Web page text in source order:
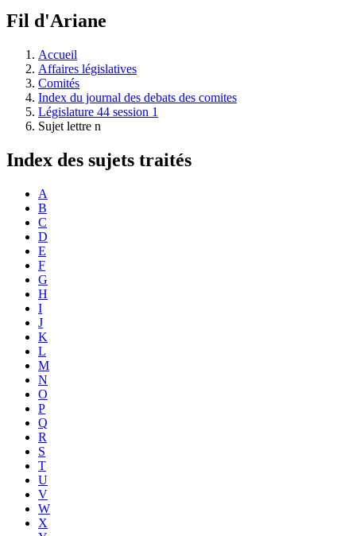
à
législative.
Fil d'Ariane
Accueil
Affaires législatives
Comités
Index du journal des debats des comites
Législature 44 session 1
Sujet lettre n
Index des sujets traités
A
B
C
D
E
F
G
H
I
J
K
L
M
N
O
P
Q
R
S
T
U
V
W
X